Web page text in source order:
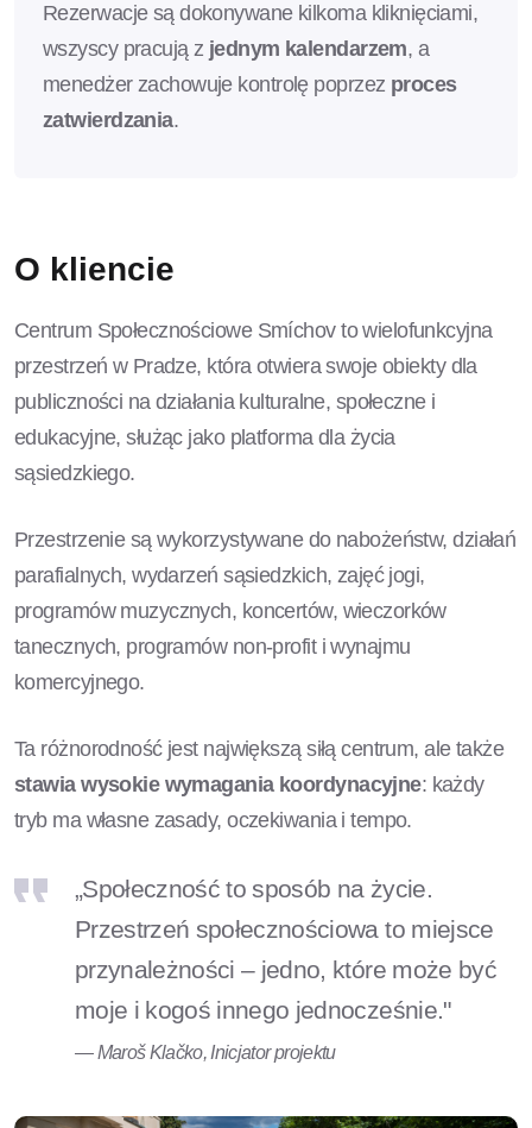
Rezerwacje są dokonywane kilkoma kliknięciami,
wszyscy pracują z jednym kalendarzem, a
menedżer zachowuje kontrolę poprzez proces
zatwierdzania.
O kliencie
Centrum Społecznościowe Smíchov to wielofunkcyjna
przestrzeń w Pradze, która otwiera swoje obiekty dla
publiczności na działania kulturalne, społeczne i
edukacyjne, służąc jako platforma dla życia
sąsiedzkiego.
Przestrzenie są wykorzystywane do nabożeństw, działań
parafialnych, wydarzeń sąsiedzkich, zajęć jogi,
programów muzycznych, koncertów, wieczorków
tanecznych, programów non-profit i wynajmu
komercyjnego.
Ta różnorodność jest największą siłą centrum, ale także
stawia wysokie wymagania koordynacyjne: każdy
tryb ma własne zasady, oczekiwania i tempo.
„Społeczność to sposób na życie.
Przestrzeń społecznościowa to miejsce
przynależności – jedno, które może być
moje i kogoś innego jednocześnie."
— Maroš Klačko, Inicjator projektu